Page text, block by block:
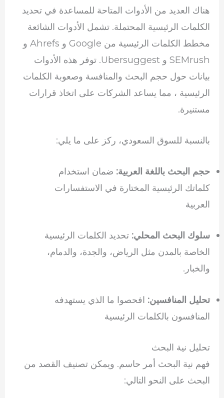
هناك العديد من الأدوات المتاحة للمساعدة في تحديد
الكلمات الرئيسية المحتملة. تشمل الأدوات الشائعة
مخطط الكلمات الرئيسية من Google و Ahrefs و
SEMrush و Ubersuggest. توفر هذه الأدوات
بيانات حول حجم البحث والمنافسة وصعوبة الكلمات
الرئيسية ، مما يساعد الشركات على اتخاذ قرارات
مستنيرة.
بالنسبة للسوق السعودي، ركز على ما يلي:
حجم البحث باللغة العربية: ضمان استخدام
كلماتك الرئيسية المختارة في الاستفسارات
العربية
سلوك البحث المحلي: تحديد الكلمات الرئيسية
الخاصة بالمدن مثل الرياض، والجدة، والدمام،
والخبار.
تحليل المنافسين: افحصوا ما الذي يستهدفه
المنافسون بالكلمات الرئيسية
تحليل نية البحث
فهم نية البحث أمر حاسم. ويمكن تصنيف القصد من
البحث على النحو التالي: